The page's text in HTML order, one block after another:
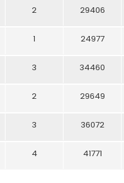
2 29406
1 24977
3 34460
2 29649
3 36072
4 41771